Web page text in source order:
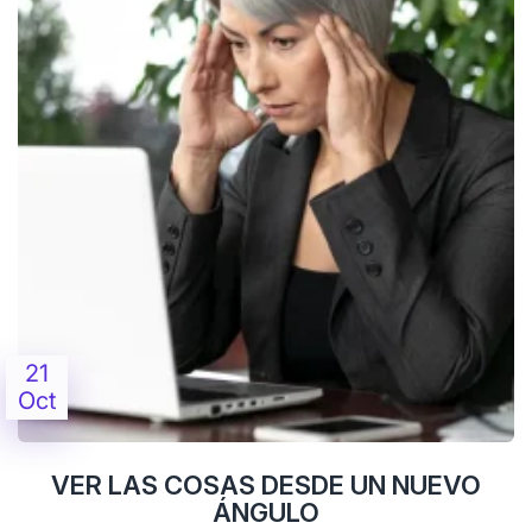
21
Oct
VER LAS COSAS DESDE UN NUEVO
ÁNGULO